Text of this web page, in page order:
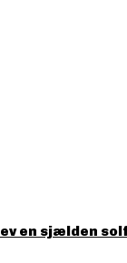
en sjælden